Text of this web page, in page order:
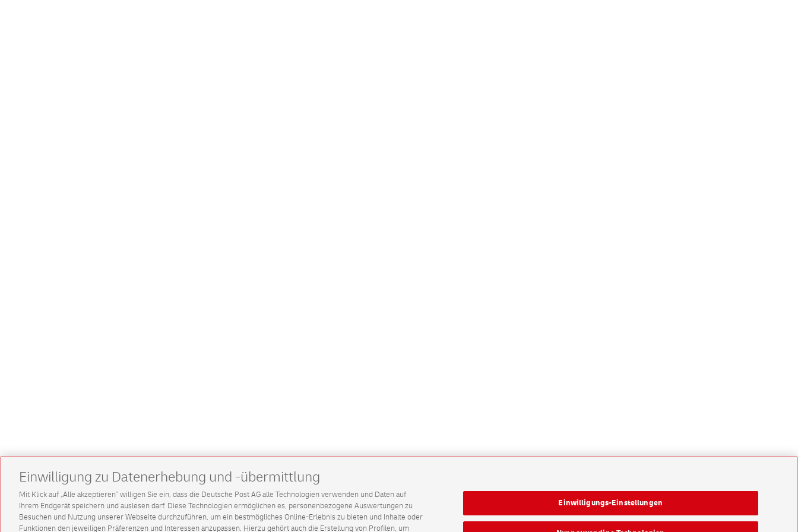
Einwilligung zu Datenerhebung und -übermittlung
Mit Klick auf „Alle akzeptieren” willigen Sie ein, dass die Deutsche Post AG alle Technologien verwenden und Daten auf
Ihrem Endgerät speichern und auslesen darf. Diese Technologien ermöglichen es, personenbezogene Auswertungen zu
Besuchen und Nutzung unserer Webseite durchzuführen, um ein bestmögliches Online-Erlebnis zu bieten und Inhalte oder
Funktionen den jeweiligen Präferenzen und Interessen anzupassen. Hierzu gehört auch die Erstellung von Profilen, um
Einwilligungs-Einstellungen